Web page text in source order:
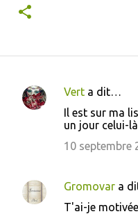
C
e
n
Vert a dit…
Il est sur ma
un jour celui-
10 septembre
Gromovar a
T'ai-je